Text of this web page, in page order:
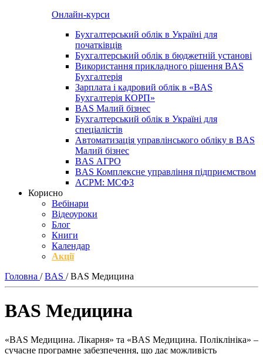
Онлайн-курси
Бухгалтерський облік в Україні для
початківців
Бухгалтерський облік в бюджетній установі
Використання прикладного рішення BAS
Бухгалтерія
Зарплата і кадровий облік в «BAS
Бухгалтерія КОРП»
BAS Малий бізнес
Бухгалтерський облік в Україні для
спеціалістів
Автоматизація управлінського обліку в BAS
Малий бізнес
BAS АГРО
BAS Комплексне управління підприємством
ACPM: МСФЗ
Корисно
Вебінари
Відеоуроки
Блог
Книги
Календар
Акції
Головна / BAS / BAS Медицина
BAS Медицина
«BAS Медицина. Лікарня» та «BAS Медицина. Поліклініка» –
сучасне програмне забезпечення, що дає можливість